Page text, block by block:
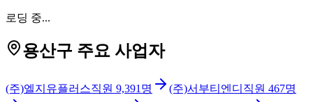
로딩 중...
용산구 주요 사업자
(주)엘지유플러스직원 9,391 명 (주)서부티엔디 직원 467명